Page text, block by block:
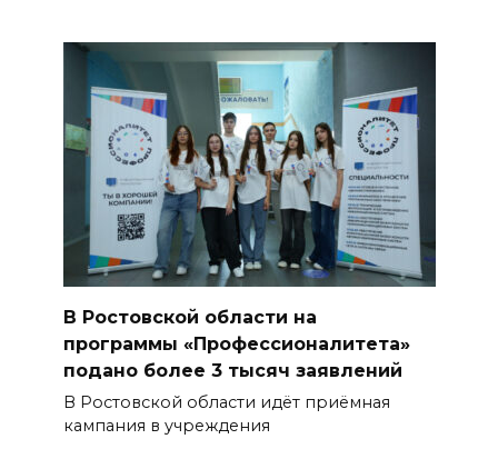
В Ростовской области на
программы «Профессионалитета»
подано более 3 тысяч заявлений
В Ростовской области идёт приёмная
кампания в учреждения